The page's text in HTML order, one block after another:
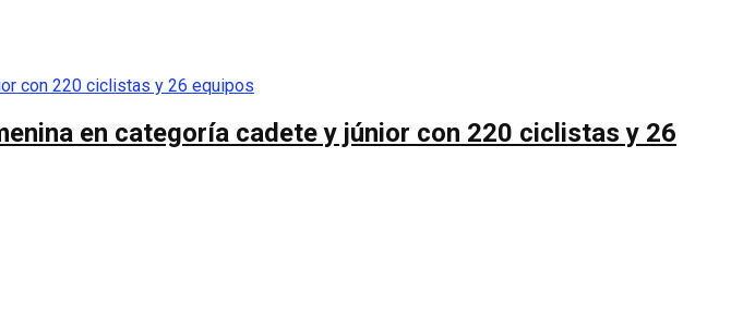
en categoría cadete y júnior con 220 ciclistas y 26